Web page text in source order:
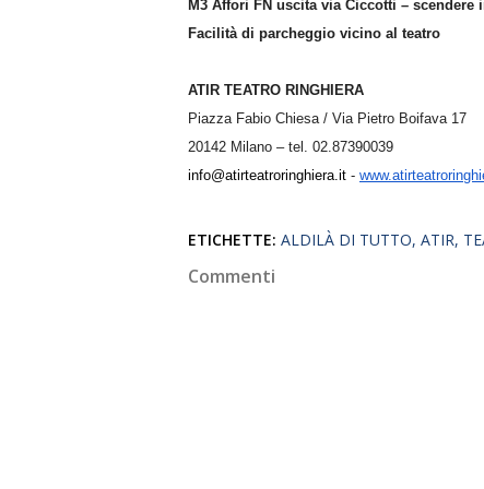
M3 Affori FN uscita via Ciccotti – scendere
Facilità di parcheggio vicino al teatro
ATIR TEATRO RINGHIERA
Piazza Fabio Chiesa / Via Pietro Boifava 17
20142 Milano – tel. 02.87390039
info@atirteatroringhiera.it -
ETICHETTE: ALDILÀ DI TUTTO ATIR
Commenti